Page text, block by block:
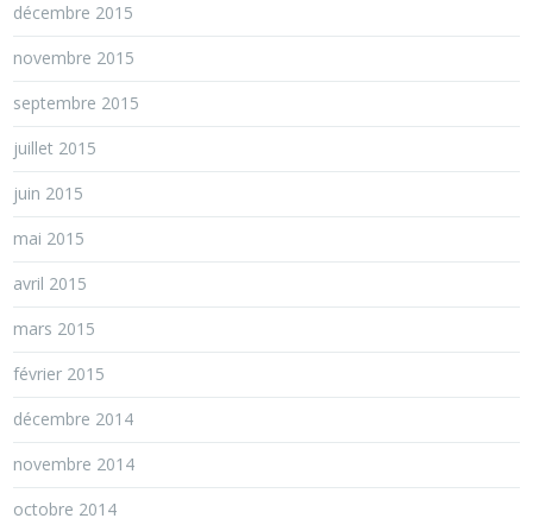
décembre 2015
novembre 2015
septembre 2015
juillet 2015
juin 2015
mai 2015
avril 2015
mars 2015
février 2015
décembre 2014
novembre 2014
octobre 2014